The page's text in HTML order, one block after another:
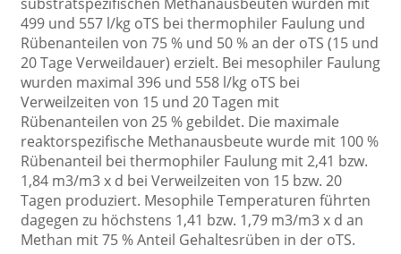
499 und 557 l/kg oTS bei thermophiler Faulung und
Rübenanteilen von 75 % und 50 % an der oTS (15 und
20 Tage Verweildauer) erzielt. Bei mesophiler Faulung
wurden maximal 396 und 558 l/kg oTS bei
Verweilzeiten von 15 und 20 Tagen mit
Rübenanteilen von 25 % gebildet. Die maximale
reaktorspezifische Methanausbeute wurde mit 100 %
Rübenanteil bei thermophiler Faulung mit 2,41 bzw.
1,84 m3/m3 x d bei Verweilzeiten von 15 bzw. 20
Tagen produziert. Mesophile Temperaturen führten
dagegen zu höchstens 1,41 bzw. 1,79 m3/m3 x d an
Methan mit 75 % Anteil Gehaltesrüben in der oTS.